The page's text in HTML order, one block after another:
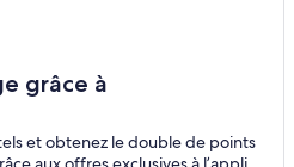
grâce à
et obtenez le double de points